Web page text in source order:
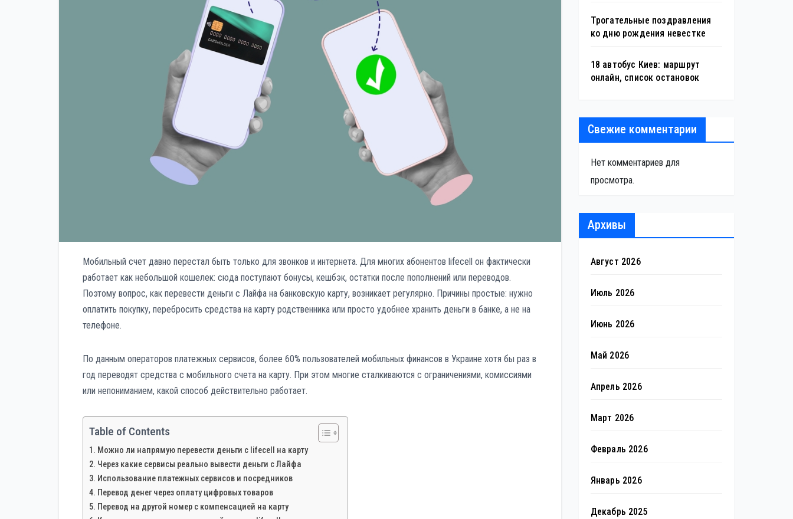
Мобильный счет давно перестал быть только для звонков и интернета. Для многих абонентов lifecell он фактически
работает как небольшой кошелек: сюда поступают бонусы, кешбэк, остатки после пополнений или переводов.
Поэтому вопрос, как перевести деньги с Лайфа на банковскую карту, возникает регулярно. Причины простые: нужно
оплатить покупку, перебросить средства на карту родственника или просто удобнее хранить деньги в банке, а не на
телефоне.
По данным операторов платежных сервисов, более 60% пользователей мобильных финансов в Украине хотя бы раз в
год переводят средства с мобильного счета на карту. При этом многие сталкиваются с ограничениями, комиссиями
или непониманием, какой способ действительно работает.
Table of Contents
Можно ли напрямую перевести деньги с lifecell на карту
Через какие сервисы реально вывести деньги с Лайфа
Использование платежных сервисов и посредников
Перевод денег через оплату цифровых товаров
Перевод на другой номер с компенсацией на карту
Трогательные поздравления
ко дню рождения невестке
18 автобус Киев: маршрут
онлайн, список остановок
Свежие комментарии
Нет комментариев для
просмотра.
Архивы
Август 2026
Июль 2026
Июнь 2026
Май 2026
Апрель 2026
Март 2026
Февраль 2026
Январь 2026
Декабрь 2025